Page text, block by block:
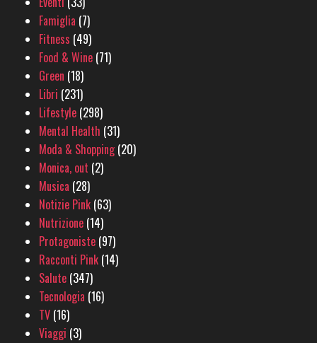
Famiglia (7)
Fitness (49)
Food & Wine (71)
Green (18)
Libri (231)
Lifestyle (298)
Mental Health (31)
Moda & Shopping(20)
Monica, out (2)
Musica (28)
Notizie Pink (63)
Nutrizione (14)
Protagoniste (97)
Racconti Pink (14)
Salute (347)
Tecnologia (16)
TV (16)
Viaggi (3)